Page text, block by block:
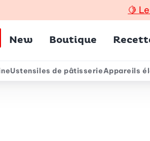
🍋
Menu principal
New Boutique
Ustensiles de pâtisserieAppareils